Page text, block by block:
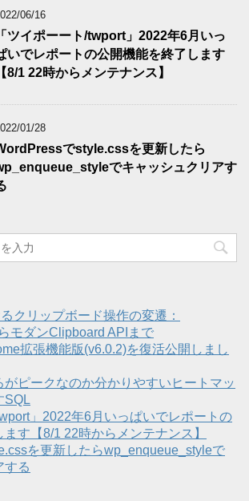
06/16
「ツイポーート/twport」2022年6月いっ
いでレポートの公開機能を終了します
【8/1 22時からメンテナンス】
01/28
でstyle.cssを更新したら
でキャッシュクリアす
クリップボード操作の変遷：
モダンClipboard APIまで
拡張機能版(v6.0.2)を復活公開しまし
ピークなのか分かりやすいヒートマッ
SQL
」2022年6月いっぱいでレポートの
す【8/1 22時からメンテナンス】
を更新したらwp_enqueue_styleで
する